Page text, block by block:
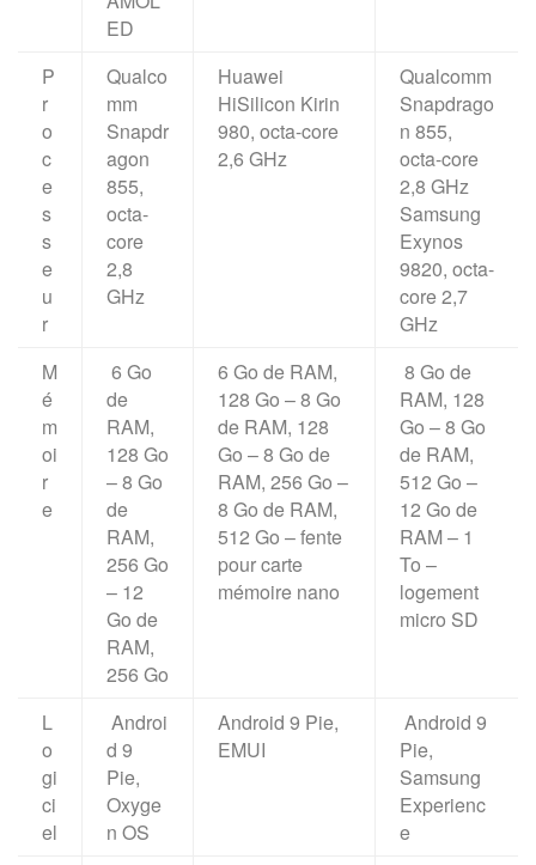
ED
P
r
o
c
e
s
s
e
u
r
Qualco
mm
Snapdr
agon
855,
octa-
core
2,8
GHz
Huawei
HiSilicon Kirin
980, octa-core
2,6 GHz
Qualcomm
Snapdrago
n 855,
octa-core
2,8 GHz
Samsung
Exynos
9820, octa-
core 2,7
GHz
M
é
m
oi
r
e
6 Go
de
RAM,
128 Go
– 8 Go
de
RAM,
256 Go
– 12
Go de
RAM,
256 Go
6 Go de RAM,
128 Go – 8 Go
de RAM, 128
Go – 8 Go de
RAM, 256 Go –
8 Go de RAM,
512 Go – fente
pour carte
mémoire nano
8 Go de
RAM, 128
Go – 8 Go
de RAM,
512 Go –
12 Go de
RAM – 1
To –
logement
micro SD
L
o
gi
ci
el
Androi
d 9
Pie,
Oxyge
n OS
Android 9 Pie,
EMUI
Android 9
Pie,
Samsung
Experienc
e